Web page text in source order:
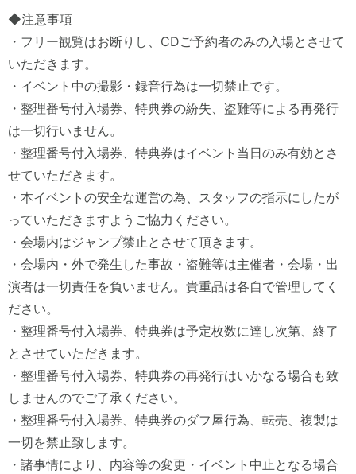
◆注意事項
・フリー観覧はお断りし、CDご予約者のみの入場とさせて
いただきます。
・イベント中の撮影・録音行為は一切禁止です。
・整理番号付入場券、特典券の紛失、盗難等による再発行
は一切行いません。
・整理番号付入場券、特典券はイベント当日のみ有効とさ
せていただきます。
・本イベントの安全な運営の為、スタッフの指示にしたが
っていただきますようご協力ください。
・会場内はジャンプ禁止とさせて頂きます。
・会場内・外で発生した事故・盗難等は主催者・会場・出
演者は一切責任を負いません。貴重品は各自で管理してく
ださい。
・整理番号付入場券、特典券は予定枚数に達し次第、終了
とさせていただきます。
・整理番号付入場券、特典券の再発行はいかなる場合も致
しませんのでご了承ください。
・整理番号付入場券、特典券のダフ屋行為、転売、複製は
一切を禁止致します。
・諸事情により、内容等の変更・イベント中止となる場合